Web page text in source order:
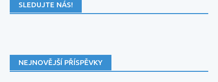
SLEDUJTE NÁS!
NEJNOVĚJŠÍ PŘÍSPĚVKY